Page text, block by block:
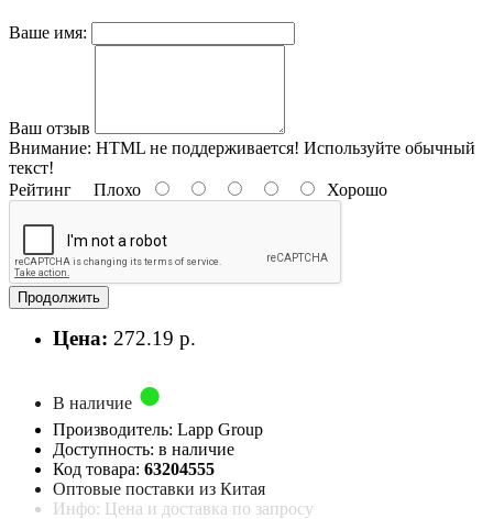
Ваше имя:
Ваш отзыв
Внимание: HTML не поддерживается! Используйте обычный
текст!
Рейтинг Плохо Хорошо
Продолжить
Цена: 272.19 р.
В наличие
Производитель: Lapp Group
Доступность: в наличие
Код товара: 63204555
Оптовые поставки из Китая
Инфо: Цена и доставка по запросу